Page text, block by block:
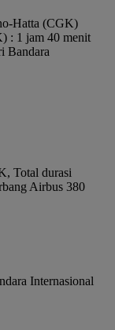
Hatta (CGK)
: 1 jam 40 menit
Bandara
Total durasi
Airbus 380
Internasional